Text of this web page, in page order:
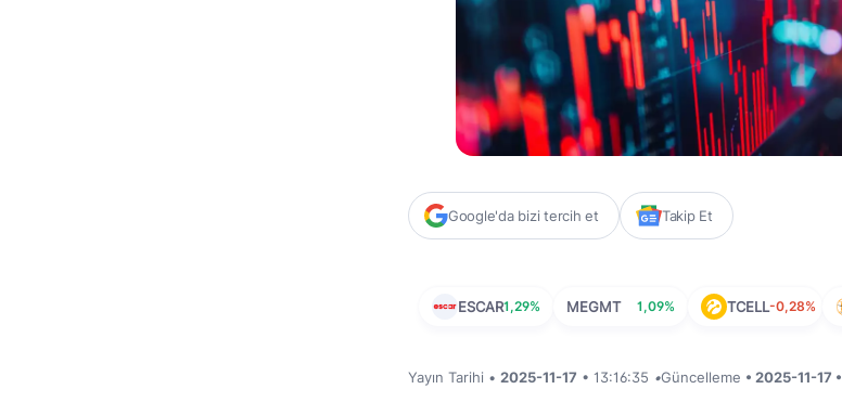
Google'da bizi tercih et Takip Et
ESCAR1,29% MEGMT 1,09% TCELL-0,28%
Yayın Tarihi • 2025-11-17 • 13:16:35 •Güncelleme • 2025-11-17 •